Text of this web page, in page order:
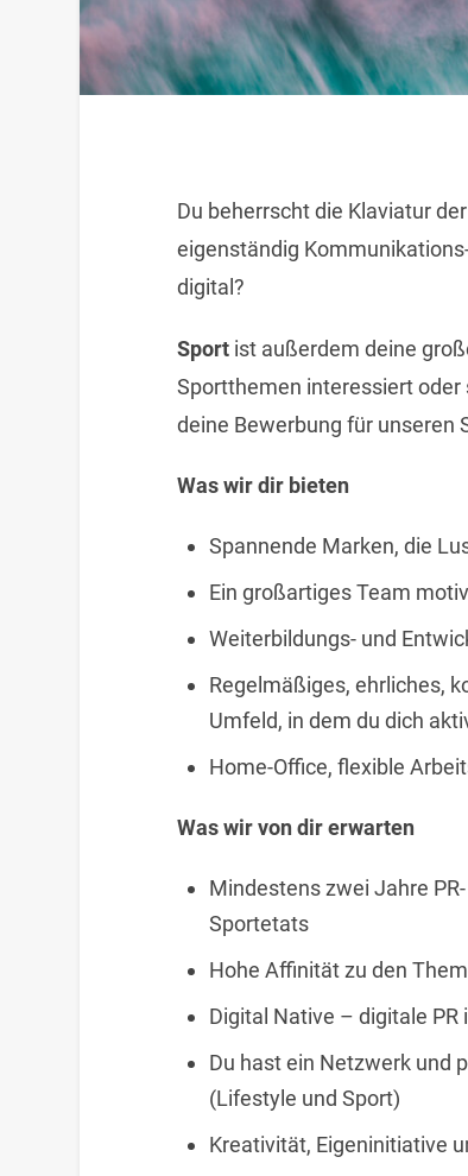
Du beherrscht die Klaviatur
eigenständig
digital?
Sport ist außerdem deine
Sportthemen interessiert oder
deine Bewerbung für unseren
Was wir dir bieten
Spannende Marken, die
Ein großartiges Team
Weiterbildungs- und
Regelmäßiges, ehrliches,
Umfeld, in dem du dich
Home-Office, flexible
Was wir von dir erwarten
Mindestens zwei Jahre
Sportetats
Hohe Affinität zu den
Digital Native – digitale
Du hast ein Netzwerk und
(Lifestyle und Sport)
Kreativität, Eigeninitiative